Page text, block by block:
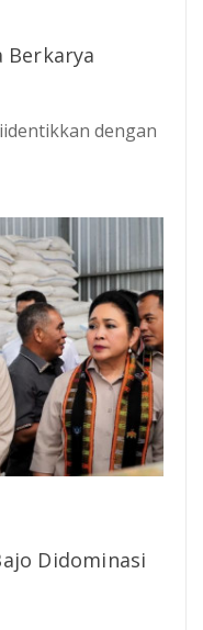
Berkarya
dengan
Didominasi